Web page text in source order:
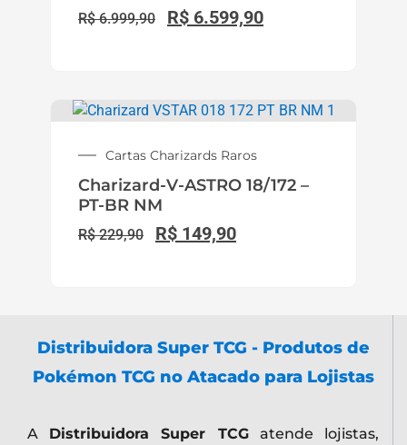
R$6.999,90 R$ 6.599,90
Cartas Charizards Raros
Charizard-V-ASTRO 18/172 –
PT-BR NM
R$229,90 R$ 149,90
Distribuidora Super TCG - Produtos de
Pokémon TCG no Atacado para Lojistas
A Distribuidora Super TCGatende lojistas,